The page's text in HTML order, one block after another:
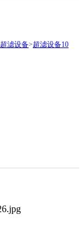
超滤设备>超滤设备10